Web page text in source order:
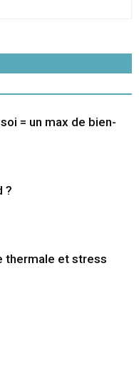
= un max de bien-
?
thermale et stress